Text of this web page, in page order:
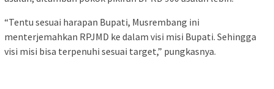
“Tentu sesuai harapan Bupati, Musrembang ini
menterjemahkan RPJMD ke dalam visi misi Bupati. Sehingga
visi misi bisa terpenuhi sesuai target,” pungkasnya.